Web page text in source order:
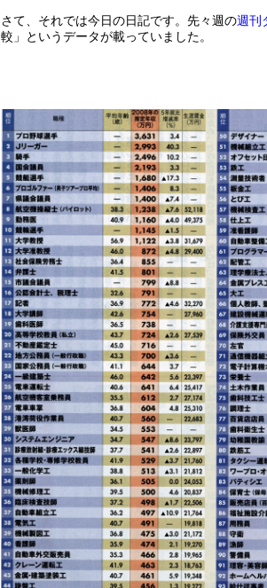
さて、それでは今日の日記です。先々週の週刊
較」というデータが載っていました。